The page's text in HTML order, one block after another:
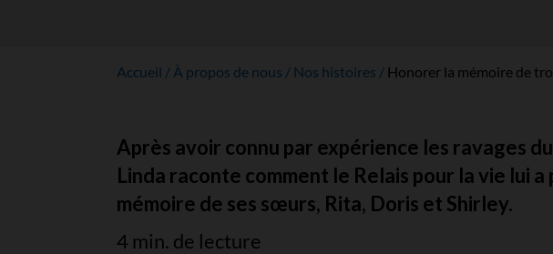
Accueil À propos de nous Nos histoires Honorer la mémoire de
Après avoir connu par expérience les ravages
Linda raconte comment le Relais pour la vie lui a
mémoire de ses sœurs, Rita, Doris et Shirley.
4 min. de lecture